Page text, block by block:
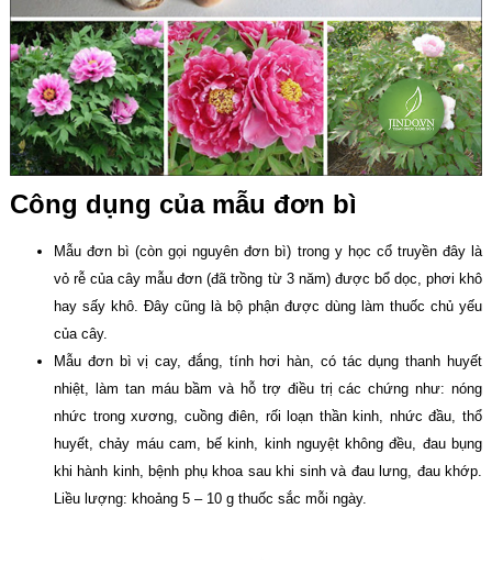
Công dụng của mẫu đơn bì
Mẫu đơn bì (còn gọi nguyên đơn bì) trong y học cổ truyền đây là
vỏ rễ của cây mẫu đơn (đã trồng từ 3 năm) được bổ dọc, phơi khô
hay sấy khô. Đây cũng là bộ phận được dùng làm thuốc chủ yếu
của cây.
Mẫu đơn bì vị cay, đắng, tính hơi hàn, có tác dụng thanh huyết
nhiệt, làm tan máu bầm và hỗ trợ điều trị các chứng như: nóng
nhức trong xương, cuồng điên, rối loạn thần kinh, nhức đầu, thổ
huyết, chảy máu cam, bế kinh, kinh nguyệt không đều, đau bụng
khi hành kinh, bệnh phụ khoa sau khi sinh và đau lưng, đau khớp.
Liều lượng: khoảng 5 – 10 g thuốc sắc mỗi ngày.